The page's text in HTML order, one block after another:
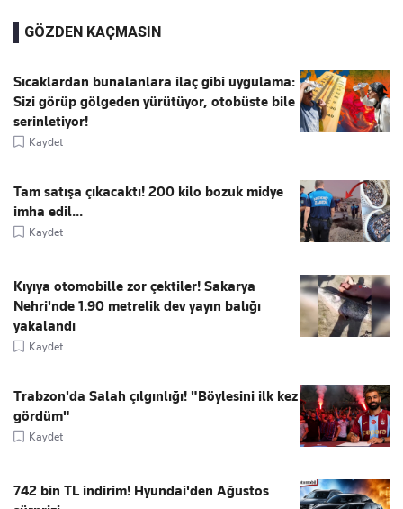
GÖZDEN KAÇMASIN
Sıcaklardan bunalanlara ilaç gibi uygulama:
Sizi görüp gölgeden yürütüyor, otobüste bile
serinletiyor!
Kaydet
Tam satışa çıkacaktı! 200 kilo bozuk midye
imha edil...
Kaydet
Kıyıya otomobille zor çektiler! Sakarya
Nehri'nde 1.90 metrelik dev yayın balığı
yakalandı
Kaydet
Trabzon'da Salah çılgınlığı! "Böylesini ilk kez
gördüm"
Kaydet
742 bin TL indirim! Hyundai'den Ağustos